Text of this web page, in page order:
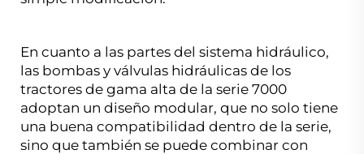
En cuanto a las partes del sistema hidráulico,
las bombas y válvulas hidráulicas de los
tractores de gama alta de la serie 7000
adoptan un diseño modular, que no solo tiene
una buena compatibilidad dentro de la serie,
sino que también se puede combinar con